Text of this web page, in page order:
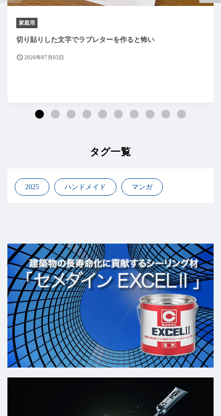
家庭用
切り貼りした文字でラブレターを作ると怖い
2026年07月03日
タグ一覧
2025 ハンドメイド マンガ